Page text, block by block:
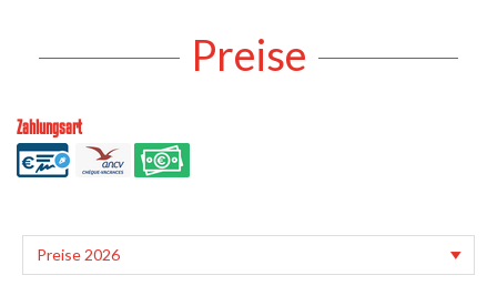
Preise
Zahlungsart